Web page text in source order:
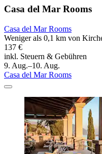
Casa del Mar Rooms
Casa del Mar Rooms
Weniger als 0,1 km von
137 €
inkl. Steuern & Gebühren
9. Aug.–10. Aug.
Casa del Mar Rooms